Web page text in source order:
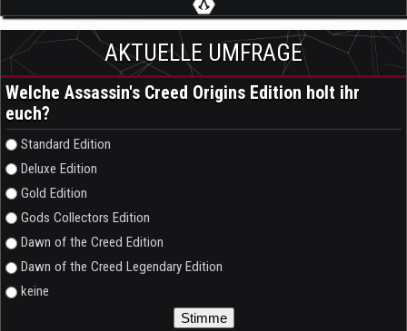
AKTUELLE UMFRAGE
Welche Assassin's Creed Origins Edition holt ihr
euch?
Auswahlmöglichkeiten
Standard Edition
Deluxe Edition
Gold Edition
Gods Collectors Edition
Dawn of the Creed Edition
Dawn of the Creed Legendary Edition
keine